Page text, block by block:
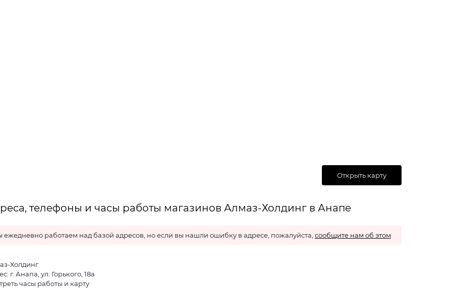
Открыть карту
телефоны и часы работы магазинов Алмаз-Холдинг в Анапе
ежедневно работаем над базой адресов, но если вы нашли ошибку в адресе, пожалуйста, сообщите нам об этом
Холдинг
г. Анапа, ул. Горького, 18а
часы работы и карту